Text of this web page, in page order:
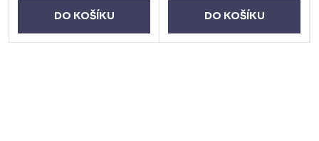
DO KOŠÍKU DO KOŠÍKU